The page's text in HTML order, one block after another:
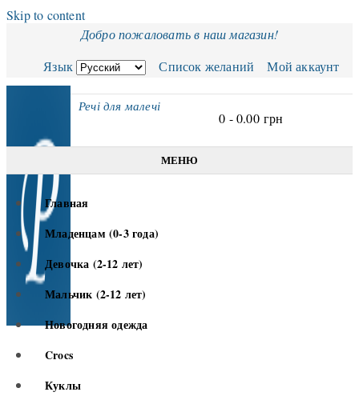
Skip to content
Добро пожаловать в наш магазин!
Язык
Список желаний Мой аккаунт
Речі для малечі
0 -0.00 грн
МЕНЮ
Главная
Младенцам (0-3 года)
Девочка (2-12 лет)
Мальчик (2-12 лет)
Новогодняя одежда
Crocs
Куклы